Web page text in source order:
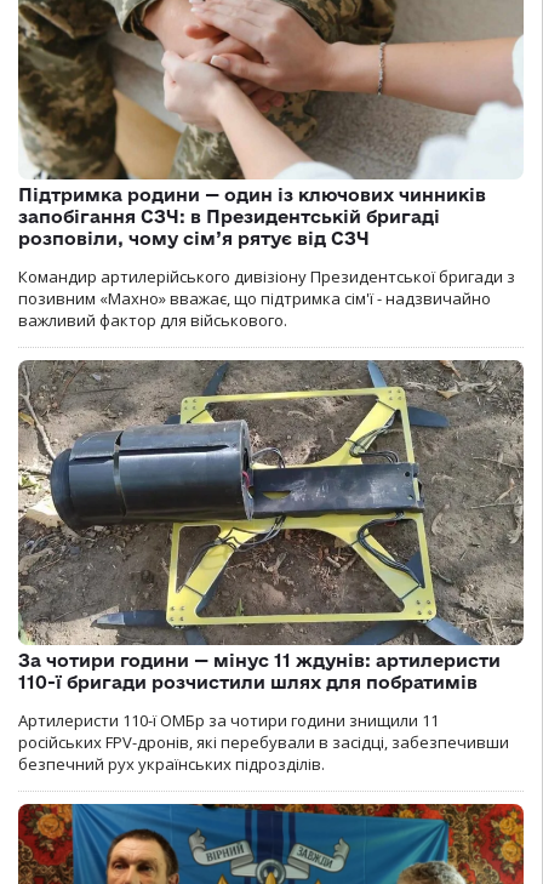
Підтримка родини — один із ключових чинників
запобігання СЗЧ: в Президентській бригаді
розповіли, чому сім’я рятує від СЗЧ
Командир артилерійського дивізіону Президентської бригади з
позивним «Махно» вважає, що підтримка сім'ї - надзвичайно
важливий фактор для військового.
За чотири години — мінус 11 ждунів: артилеристи
110-ї бригади розчистили шлях для побратимів
Артилеристи 110-ї ОМБр за чотири години знищили 11
російських FPV-дронів, які перебували в засідці, забезпечивши
безпечний рух українських підрозділів.